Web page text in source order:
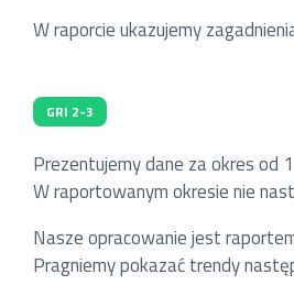
W raporcie ukazujemy
GRI 2-3
Prezentujemy dane za okres od
W raportowanym okresie nie
Nasze opracowanie jest
Pragniemy pokazać trendy